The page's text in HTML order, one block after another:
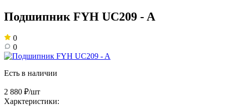
Подшипник FYH UC209 - A
0
0
Есть в наличии
2 880 ₽/шт
Харктеристики: